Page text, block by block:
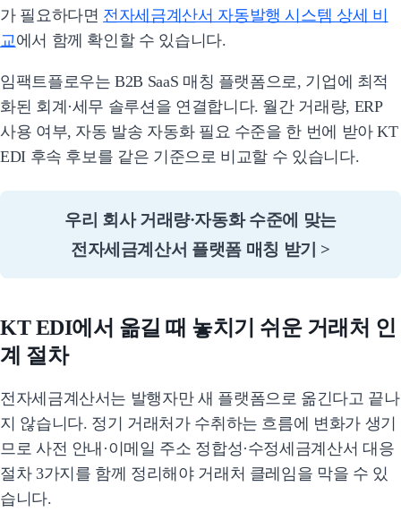
가 필요하다면 전자세금계산서 자동발행 시스템 상세 비
교 에서 함께 확인할 수 있습니다.
임팩트플로우는 B2B SaaS 매칭 플랫폼으로, 기업에 최적
화된 회계·세무 솔루션을 연결합니다. 월간 거래량, ERP
사용 여부, 자동 발송 자동화 필요 수준을 한 번에 받아 KT
EDI 후속 후보를 같은 기준으로 비교할 수 있습니다.
우리 회사 거래량·자동화 수준에 맞는
전자세금계산서 플랫폼 매칭 받기 >
KT EDI에서 옮길 때 놓치기 쉬운 거래처 인
계 절차
전자세금계산서는 발행자만 새 플랫폼으로 옮긴다고 끝나
지 않습니다. 정기 거래처가 수취하는 흐름에 변화가 생기
므로 사전 안내·이메일 주소 정합성·수정세금계산서 대응
절차 3가지를 함께 정리해야 거래처 클레임을 막을 수 있
습니다.